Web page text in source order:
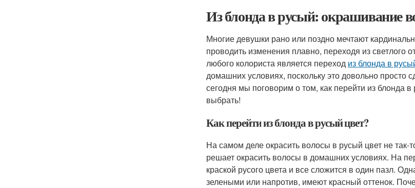
Из блонда в русый: окрашивание
Многие девушки рано или поздно мечтают
проводить изменения плавно, переходя из
любого колориста является переход из блонда в
домашних условиях, поскольку это довольно просто
сегодня мы поговорим о том, как перейти из блонда
выбрать!
Как перейти из блонда в русый цвет?
На самом деле окрасить волосы в русый цвет не
решает окрасить волосы в домашних условиях. На
краской русого цвета и все сложится в один пазл.
зелеными или напротив, имеют красный оттенок.